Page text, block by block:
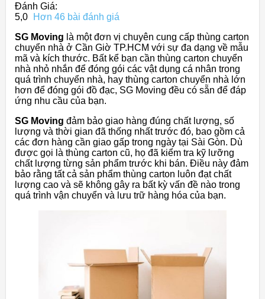
Đánh Giá:
5,0
Hơn 46 bài đánh giá
SG Moving là một đơn vị chuyên cung cấp thùng carton
chuyển nhà ở Cần Giờ TP.HCM với sự đa dạng về mẫu
mã và kích thước. Bất kể bạn cần thùng carton chuyển
nhà nhỏ nhắn để đóng gói các vật dụng cá nhân trong
quá trình chuyển nhà, hay thùng carton chuyển nhà lớn
hơn để đóng gói đồ đạc, SG Moving đều có sẵn để đáp
ứng nhu cầu của bạn.
SG Moving đảm bảo giao hàng đúng chất lượng, số
lượng và thời gian đã thống nhất trước đó, bao gồm cả
các đơn hàng cần giao gấp trong ngày tại Sài Gòn. Dù
được gọi là thùng carton cũ, họ đã kiểm tra kỹ lưỡng
chất lượng từng sản phẩm trước khi bán. Điều này đảm
bảo rằng tất cả sản phẩm thùng carton luôn đạt chất
lượng cao và sẽ không gây ra bất kỳ vấn đề nào trong
quá trình vận chuyển và lưu trữ hàng hóa của bạn.